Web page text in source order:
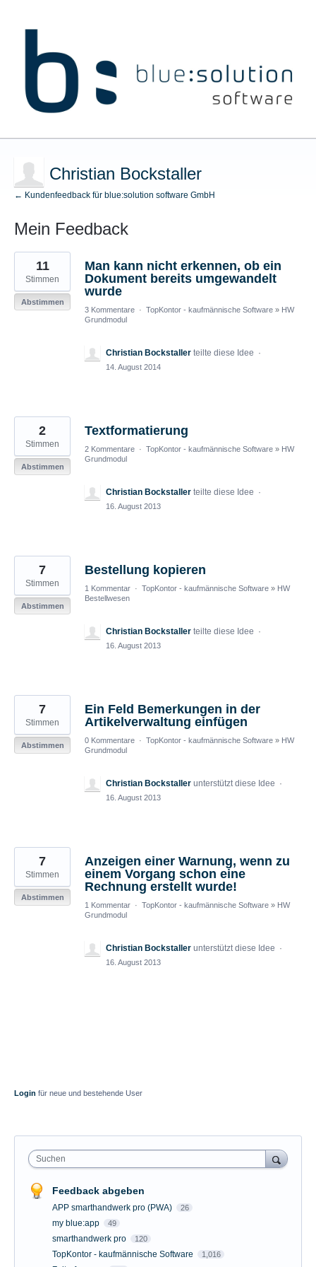
Christian Bockstaller
← Kundenfeedback für blue:solution software GmbH
Mein Feedback
5
gefundene
Ergebnisse
Man kann nicht erkennen, ob ein
Dokument bereits umgewandelt
wurde
11
Stimmen
Abstimmen
3 Kommentare · TopKontor - kaufmännische Software » HW
Grundmodul
Christian Bockstaller teilte diese Idee ·
14. August 2014
Textformatierung
2
Stimmen
Abstimmen
2 Kommentare · TopKontor - kaufmännische Software » HW
Grundmodul
Christian Bockstaller teilte diese Idee ·
16. August 2013
Bestellung kopieren
7
Stimmen
Abstimmen
1 Kommentar · TopKontor - kaufmännische Software » HW
Bestellwesen
Christian Bockstaller teilte diese Idee ·
16. August 2013
Ein Feld Bemerkungen in der
Artikelverwaltung einfügen
7
Stimmen
Abstimmen
0 Kommentare · TopKontor - kaufmännische Software » HW
Grundmodul
Christian Bockstaller unterstützt diese Idee ·
16. August 2013
Anzeigen einer Warnung, wenn zu
einem Vorgang schon eine
Rechnung erstellt wurde!
7
Stimmen
Abstimmen
1 Kommentar · TopKontor - kaufmännische Software » HW
Grundmodul
Christian Bockstaller unterstützt diese Idee ·
16. August 2013
Login für neue und bestehende User
Suchen
Feedback abgeben
APP smarthandwerk pro (PWA) 26
my blue:app 49
smarthandwerk pro 120
TopKontor - kaufmännische Software 1,016